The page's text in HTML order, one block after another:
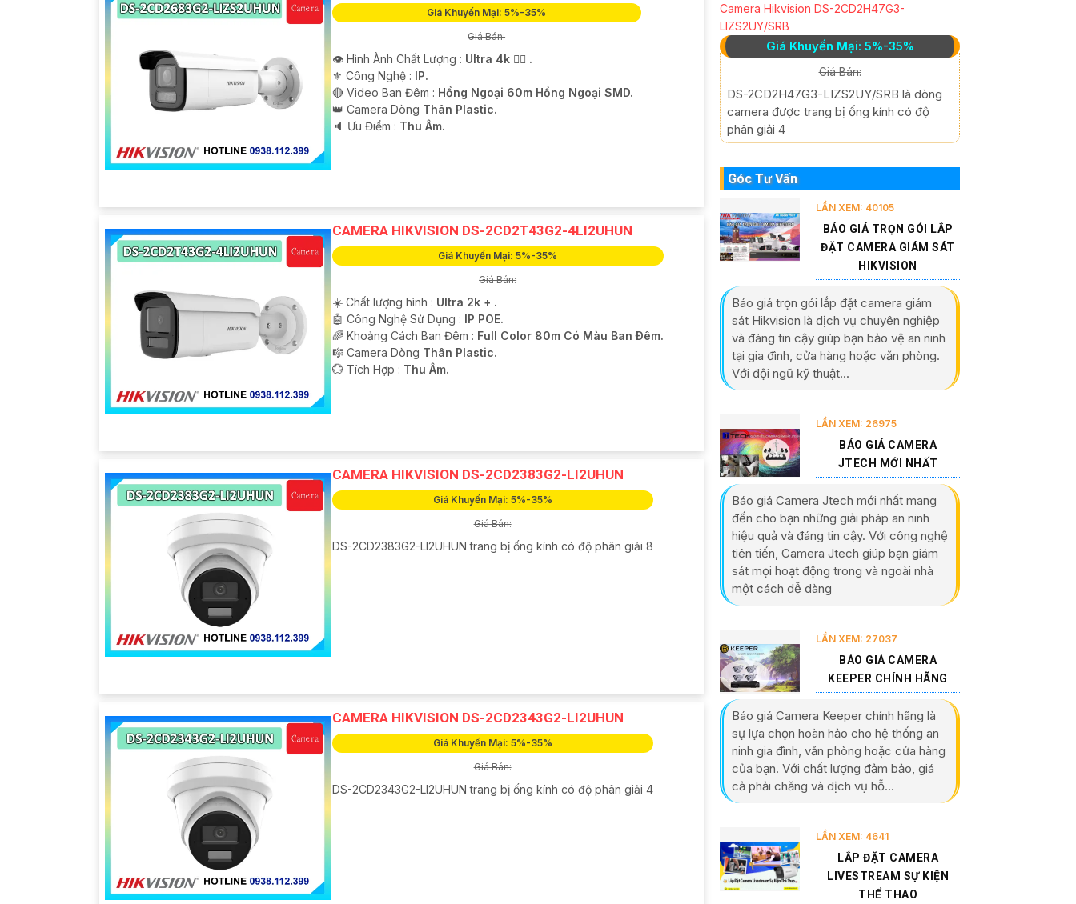
Giá Khuyến Mại: 5%-35%
Giá Bán:
👁 Hình Ành Chất Lượng : Ultra 4k 👍🏾 .
⚜️ Công Nghệ : IP.
🔴 Video Ban Đêm : Hồng Ngoại 60m Hồng Ngoại SMD.
👑 Camera Dòng Thân Plastic.
️🔈 Ưu Điểm : Thu Âm.
CAMERA HIKVISION DS-2CD2T43G2-4LI2UHUN
Giá Khuyến Mại: 5%-35%
Giá Bán:
☀️ Chất lượng hình : Ultra 2k + .
🤖️ Công Nghệ Sử Dụng : IP POE.
🌈 Khoảng Cách Ban Đêm : Full Color 80m Có Màu Ban Ðêm.
🎼️ Camera Dòng Thân Plastic.
️💮 Tích Hợp : Thu Âm.
CAMERA HIKVISION DS-2CD2383G2-LI2UHUN
Giá Khuyến Mại: 5%-35%
Giá Bán:
DS-2CD2383G2-LI2UHUN trang bị ống kính có độ phân giải 8
CAMERA HIKVISION DS-2CD2343G2-LI2UHUN
Giá Khuyến Mại: 5%-35%
Giá Bán:
DS-2CD2343G2-LI2UHUN trang bị ống kính có độ phân giải 4
Camera Hikvision DS-2CD2H47G3-
LIZS2UY/SRB
Giá Khuyến Mại: 5%-35%
Giá Bán:
DS-2CD2H47G3-LIZS2UY/SRB là dòng
camera được trang bị ống kính có độ
phân giải 4
Góc Tư Vấn
LẦN XEM: 40105
BÁO GIÁ TRỌN GÓI LẮP
ĐẶT CAMERA GIÁM SÁT
HIKVISION
Báo giá trọn gói lắp đặt camera giám
sát Hikvision là dịch vụ chuyên nghiệp
và đáng tin cậy giúp bạn bảo vệ an ninh
tại gia đình, cửa hàng hoặc văn phòng.
Với đội ngũ kỹ thuật...
LẦN XEM: 26975
BÁO GIÁ CAMERA
JTECH MỚI NHẤT
Báo giá Camera Jtech mới nhất mang
đến cho bạn những giải pháp an ninh
hiệu quả và đáng tin cậy. Với công nghệ
tiên tiến, Camera Jtech giúp bạn giám
sát mọi hoạt động trong và ngoài nhà
một cách dễ dàng
LẦN XEM: 27037
BÁO GIÁ CAMERA
KEEPER CHÍNH HÃNG
Báo giá Camera Keeper chính hãng là
sự lựa chọn hoàn hảo cho hệ thống an
ninh gia đình, văn phòng hoặc cửa hàng
của bạn. Với chất lượng đảm bảo, giá
cả phải chăng và dịch vụ hỗ...
LẦN XEM: 4641
LẮP ĐẶT CAMERA
LIVESTREAM SỰ KIỆN
THỂ THAO